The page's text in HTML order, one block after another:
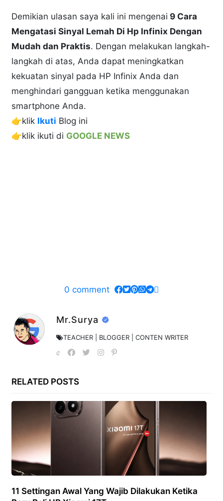
Demikian ulasan saya kali ini mengenai 9 Cara
Mengatasi Sinyal Lemah Di Hp Infinix Dengan
Mudah dan Praktis. Dengan melakukan langkah-
langkah di atas, Anda dapat meningkatkan
kekuatan sinyal pada HP Infinix Anda dan
menghindari gangguan ketika menggunakan
smartphone Anda.
👉klik Ikuti Blog ini
👉klik ikuti di GOOGLE NEWS
0 comment
Mr.Surya
TEACHER | BLOGGER | CONTEN WRITER
RELATED POSTS
11 Settingan Awal Yang Wajib Dilakukan Ketika